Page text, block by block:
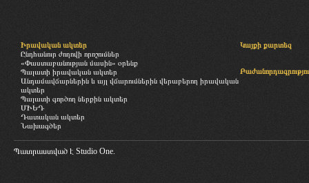
Իրավական ակտեր
Ընդհանուր ժողովի որոշումներ
«Փաստաբանության մասին» օրենք
Պալատի իրավական ակտեր
Անդամավճարներին և այլ վճարումներին վերաբերող իրավական
ակտեր
Պալատի գործող ներքին ակտեր
ՄԻԵԴ
Դատական ակտեր
Նախագծեր
Կայքի քարտեզ
Պատրաստված է Studio One.